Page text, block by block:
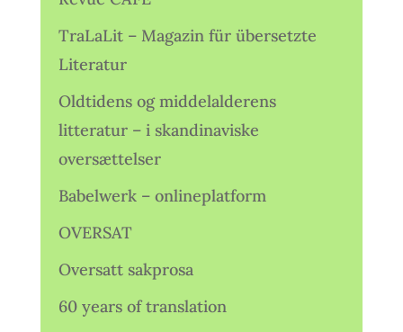
TraLaLit – Magazin für übersetzte
Literatur
Oldtidens og middelalderens
litteratur – i skandinaviske
oversættelser
Babelwerk – onlineplatform
OVERSAT
Oversatt sakprosa
60 years of translation